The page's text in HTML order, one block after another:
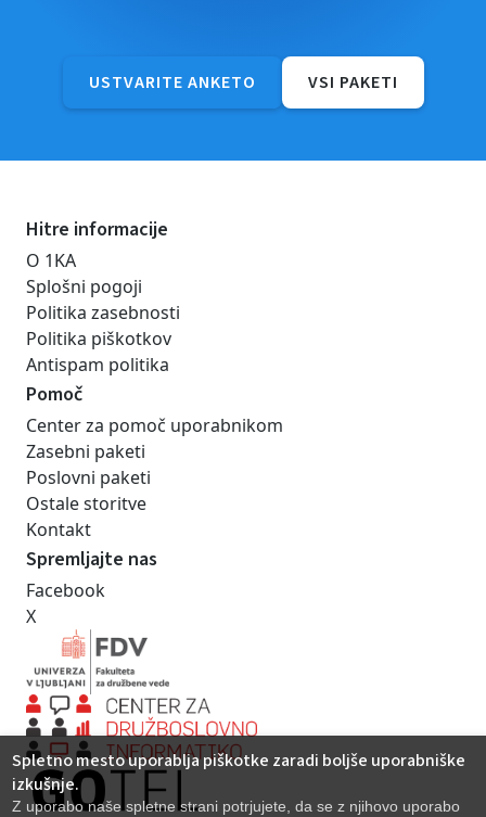
USTVARITE ANKETO VSI PAKETI
Hitre informacije
O 1KA
Splošni pogoji
Politika zasebnosti
Politika piškotkov
Antispam politika
Pomoč
Center za pomoč uporabnikom
Zasebni paketi
Poslovni paketi
Ostale storitve
Kontakt
Spremljajte nas
Facebook
X
Spletno mesto uporablja piškotke zaradi boljše uporabniške
izkušnje.
Z uporabo naše spletne strani potrjujete, da se z njihovo uporabo